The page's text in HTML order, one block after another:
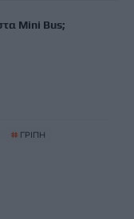
Mini Bus;
# ΓΡΙΠΗ